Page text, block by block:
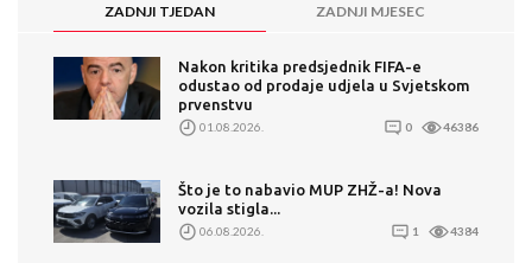
ZADNJI TJEDAN ZADNJI MJESEC
Nakon kritika predsjednik FIFA-e
odustao od prodaje udjela u Svjetskom
prvenstvu
01.08.2026. 0 46386
Što je to nabavio MUP ZHŽ-a! Nova
vozila stigla...
06.08.2026. 1 4384